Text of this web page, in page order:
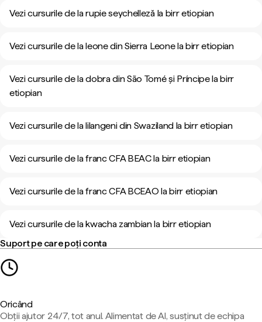
Vezi cursurile de la rupie seychelleză la birr etiopian
Vezi cursurile de la leone din Sierra Leone la birr etiopian
Vezi cursurile de la dobra din São Tomé și Príncipe la birr
etiopian
Vezi cursurile de la lilangeni din Swaziland la birr etiopian
Vezi cursurile de la franc CFA BEAC la birr etiopian
Vezi cursurile de la franc CFA BCEAO la birr etiopian
Vezi cursurile de la kwacha zambian la birr etiopian
Suport pe care poți conta
Oricând
Obții ajutor 24/7, tot anul. Alimentat de AI, susținut de echipa